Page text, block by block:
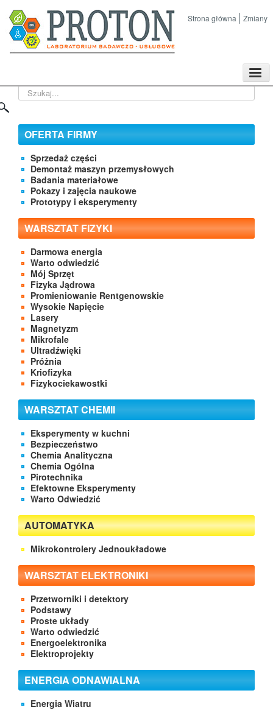
Strona główna Zmiany
Kontakt
Szukaj...
OFERTA FIRMY
Sprzedaż części
Demontaż maszyn przemysłowych
Badania materiałowe
Pokazy i zajęcia naukowe
Prototypy i eksperymenty
WARSZTAT FIZYKI
Darmowa energia
Warto odwiedzić
Mój Sprzęt
Fizyka Jądrowa
Promieniowanie Rentgenowskie
Wysokie Napięcie
Lasery
Magnetyzm
Mikrofale
Ultradźwięki
Próżnia
Kriofizyka
Fizykociekawostki
WARSZTAT CHEMII
Eksperymenty w kuchni
Bezpieczeństwo
Chemia Analityczna
Chemia Ogólna
Pirotechnika
Efektowne Eksperymenty
Warto Odwiedzić
AUTOMATYKA
Mikrokontrolery Jednoukładowe
WARSZTAT ELEKTRONIKI
Przetworniki i detektory
Podstawy
Proste układy
Warto odwiedzić
Energoelektronika
Elektroprojekty
ENERGIA ODNAWIALNA
Energia Wiatru